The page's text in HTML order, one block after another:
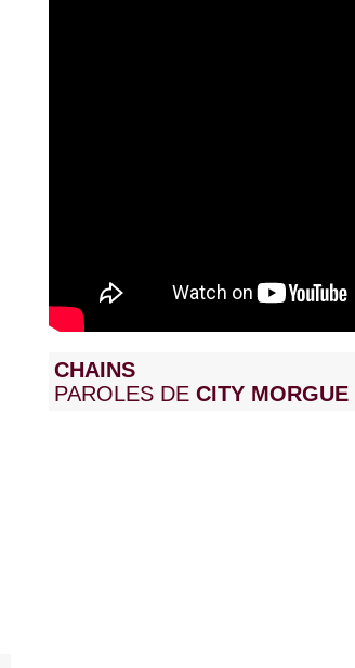
CHAINS
PAROLES DE CITY MORGUE